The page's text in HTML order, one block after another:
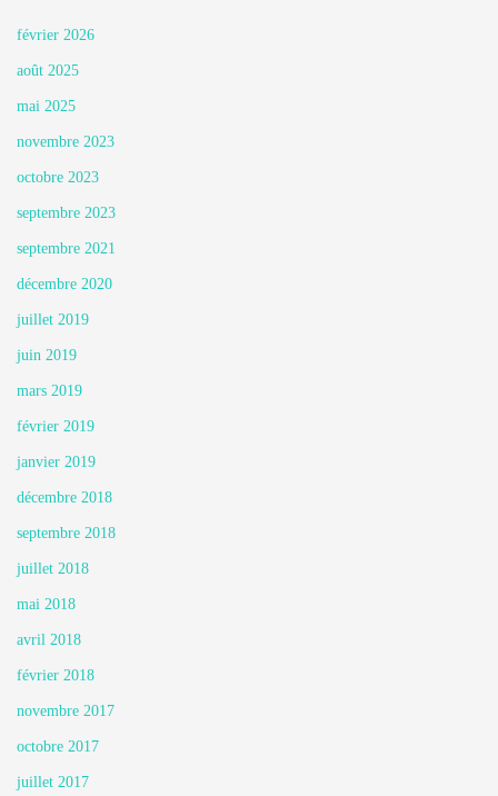
février 2026
août 2025
mai 2025
novembre 2023
octobre 2023
septembre 2023
septembre 2021
décembre 2020
juillet 2019
juin 2019
mars 2019
février 2019
janvier 2019
décembre 2018
septembre 2018
juillet 2018
mai 2018
avril 2018
février 2018
novembre 2017
octobre 2017
juillet 2017